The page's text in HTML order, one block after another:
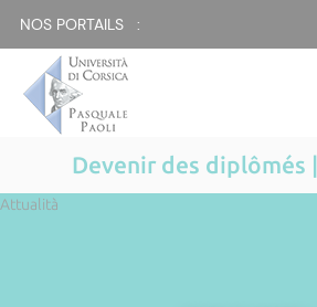
NOS PORTAILS :
Devenir des diplômés |
Attualità